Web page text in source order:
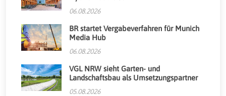
06.08.2026
BR startet Vergabeverfahren für Munich
Media Hub
06.08.2026
VGL NRW sieht Garten- und
Landschaftsbau als Umsetzungspartner
05.08.2026